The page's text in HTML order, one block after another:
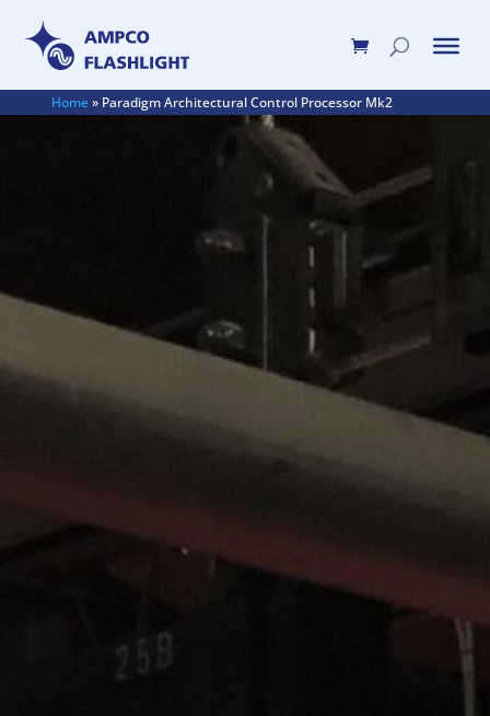
Home» Paradigm Architectural Control Processor Mk2